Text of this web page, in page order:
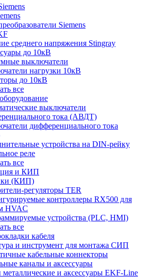
Siemens
среднего напряжения Stingray
до 10кВ
выключатели
нагрузки 10кВ
до 10кВ
все
выключатели
тока (АВДТ)
дифференциального тока
устройства на DIN-рейку
реле
все
и КИП
(КИП)
регуляторы TER
контроллеры RX500 для
HVAC
устройства (PLC, HMI)
все
кабеля
и инструмент для монтажа СИП
кабельные коннекторы
каналы и аксессуары
металлические и аксессуары EKF-Line